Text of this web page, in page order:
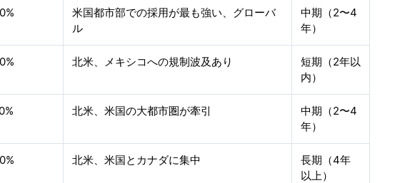
米国都市部での採用が最も強い、グローバ
ル
中期（2〜4
年）
北米、メキシコへの規制波及あり
短期（2年以
内）
北米、米国の大都市圏が牽引
中期（2〜4
年）
北米、米国とカナダに集中
長期（4年
以上）